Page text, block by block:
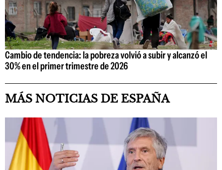
Cambio de tendencia: la pobreza volvió a subir y alcanzó el
30% en el primer trimestre de 2026
MÁS NOTICIAS DE ESPAÑA